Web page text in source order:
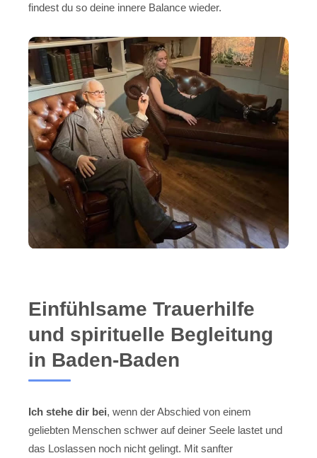
findest du so deine innere Balance wieder.
Einfühlsame Trauerhilfe
und spirituelle Begleitung
in Baden-Baden
Ich stehe dir bei, wenn der Abschied von einem
geliebten Menschen schwer auf deiner Seele lastet und
das Loslassen noch nicht gelingt. Mit sanfter